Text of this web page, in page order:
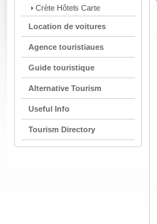
Crète Hôtels Carte
Location de voitures
Agence touristiaues
Guide touristique
Alternative Tourism
Useful Info
Tourism Directory